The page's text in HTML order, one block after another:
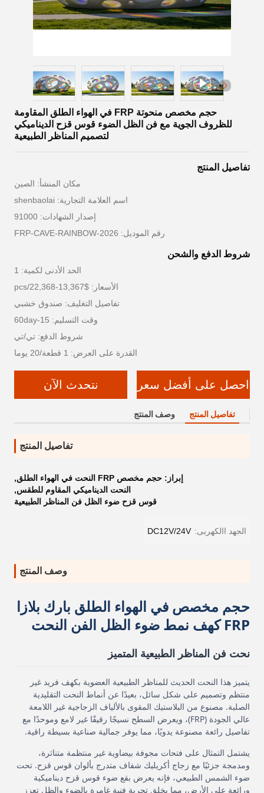
حجم مخصص منحوتة FRP في الهواء الطلق المقاومة
للظروف الجوية مع فن الظل الضوء قوس قزح الديناميكي
لتصميم المناظر الطبيعية
تفاصيل المنتج
مكان المنشأ: الصين
اسم العلامة التجارية: shenbaolai
إصدار الشهادات: 91000
رقم الموديل: FRP-CAVE-RAINBOW-2026
شروط الدفع والشحن
الحد الأدنى لكمية: 1
الأسعار: $13,367-22,368/pcs
تفاصيل التغليف: صندوق خشبي
وقت التسليم: 15-60day
شروط الدفع: تي/تي
القدرة على العرض: 1 قطعة/20 يوما
احصل على أفضل سعر نتحدث الآن
تفاصيل المنتج وصف المنتج
تفاصيل المنتج
إبراز: حجم مخصص FRP النحت في الهواء الطلق
,
النحت الديناميكي المقاوم للطقس,
قوس قزح ضوء الظل فن المناظر الطبيعية
الجهد االكهربى: DC12V/24V
وصف المنتج
حجم مخصص في الهواء الطلق بارك بلازا
FRP كهف نمط ضوء الظل الفن النحت
نحت فن المناظر الطبيعية المتميز
يتميز هذا النحت الحديث للمناظر الطبيعية العضوية بكهف فريد غير
منتظم وتصميم على شكل سائل، بعيدًا عن أنماط النحت التقليدية
الصلبة. مصنوع من البلاستيك المقوى بالألياف الزجاجية غير اللامعة
عالي الجودة (FRP)، ويعرض السطح نسيجًا رقيقًا غير لامع وموحدًا مع
تفاصيل رائعة مصنوعة يدويًا، مما يوفر جمالية صناعية بسيطة راقية.
يشتمل التمثال على فتحات مجوفة بيضاوية غير منتظمة متناثرة،
ومدمجة جزئيًا مع زجاج أكريليك شفاف متدرج بألوان قوس قزح. تحت
ضوء الشمس الطبيعي، فإنه يعرض بقع ضوء قوس قزح ديناميكية
ورائعة على الأرض، مما يخلق تجربة فنية غامرة بالضوء والظل تعزز